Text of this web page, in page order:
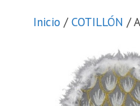
Inicio /COTILLÓN /